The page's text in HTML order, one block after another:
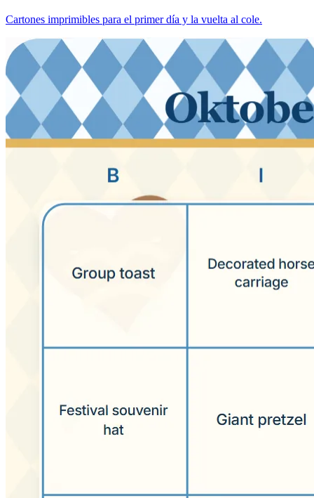
Cartones imprimibles para el primer día y la vuelta al cole.